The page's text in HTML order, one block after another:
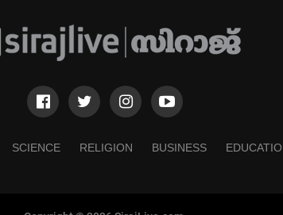
SCIENCE RELIGION BUSINESS